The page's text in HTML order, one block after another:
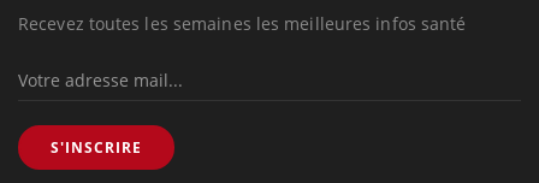
Recevez toutes les semaines les meilleures infos santé
S'INSCRIRE